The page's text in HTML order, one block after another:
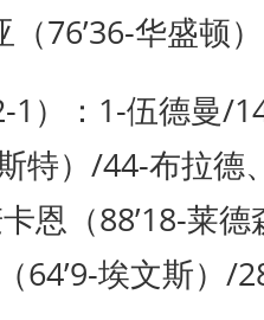
76’36-华盛顿）
1）：1-伍德曼/
特）/44-布拉德
恩（88’18-莱
（64’9-埃文斯）/